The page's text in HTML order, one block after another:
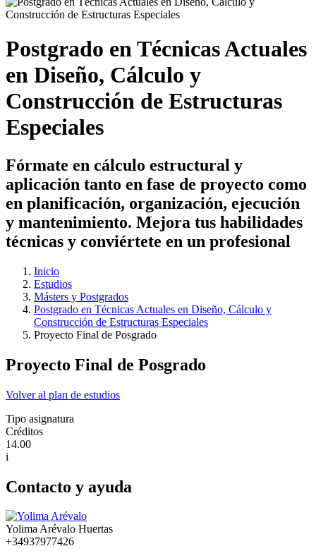
Postgrado en Técnicas Actuales
en Diseño, Cálculo y
Construcción de Estructuras
Especiales
Fórmate en cálculo estructural y
aplicación tanto en fase de proyecto como
en planificación, organización, ejecución
y mantenimiento. Mejora tus habilidades
técnicas y conviértete en un profesional
Inicio
Estudios
Másters y Postgrados
Postgrado en Técnicas Actuales en Diseño, Cálculo y
Construcción de Estructuras Especiales
Proyecto Final de Posgrado
Proyecto Final de Posgrado
Volver al plan de estudios
Tipo asignatura
Créditos
14.00
i
Contacto y ayuda
Yolima Arévalo Huertas
+34937977426